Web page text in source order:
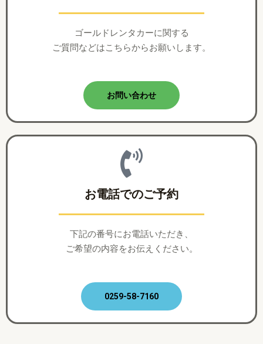
ゴールドレンタカーに関する
ご質問などはこちらからお願いします。
お問い合わせ
お電話でのご予約
下記の番号にお電話いただき、
ご希望の内容をお伝えください。
0259-58-7160